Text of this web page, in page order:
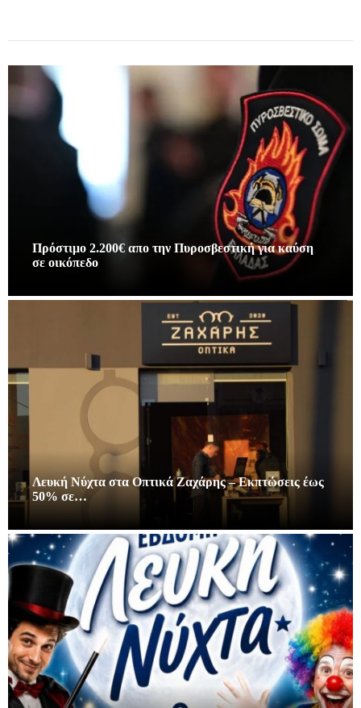
Πρόστιμο 2.200€ απο την Πυροσβεστική για καύση
σε οικόπεδο
Λευκή Νύχτα στα Οπτικά Ζαχάρης – Εκπτώσεις έως
50% σε…